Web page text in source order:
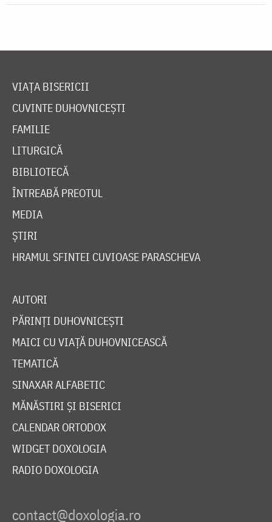
VIAȚA BISERICII
CUVINTE DUHOVNICEȘTI
FAMILIE
LITURGICĂ
BIBLIOTECĂ
ÎNTREABĂ PREOTUL
MEDIA
ȘTIRI
HRAMUL SFINTEI CUVIOASE PARASCHEVA
AUTORI
PĂRINȚI DUHOVNICEȘTI
MAICI CU VIAȚĂ DUHOVNICEASCĂ
TEMATICĂ
SINAXAR ALFABETIC
MĂNĂSTIRI ȘI BISERICI
CALENDAR ORTODOX
WIDGET DOXOLOGIA
RADIO DOXOLOGIA